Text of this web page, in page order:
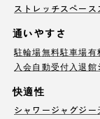
ストレッチスペース
通いやすさ
駐輪場無料駐車場有
入会自動受付 入退
快適性
シャワージャグジー